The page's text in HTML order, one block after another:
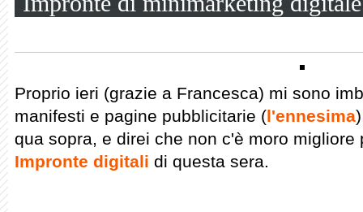
Proprio ieri (grazie a Francesca) mi sono
manifesti e pagine pubblicitarie (l'ennesima
qua sopra, e direi che non c'è moro
Impronte digitali di questa sera.